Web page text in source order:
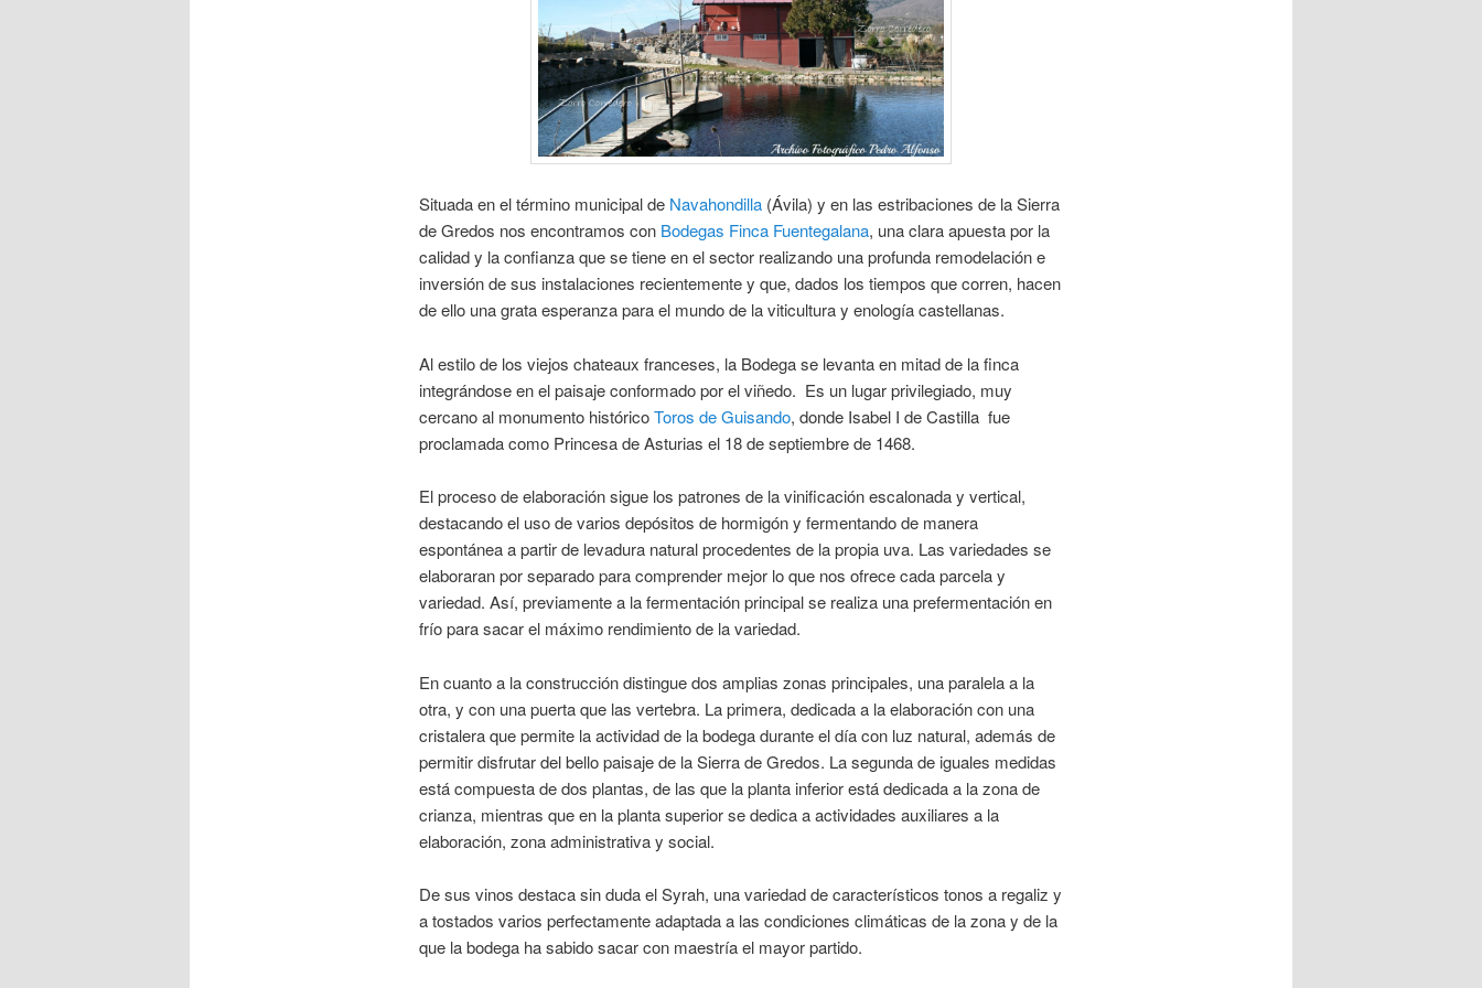
Situada en el término municipal de Navahondilla (Ávila) y en las estribaciones de la Sierra
de Gredos nos encontramos con Bodegas Finca Fuentegalana, una clara apuesta por la
calidad y la confianza que se tiene en el sector realizando una profunda remodelación e
inversión de sus instalaciones recientemente y que, dados los tiempos que corren, hacen
de ello una grata esperanza para el mundo de la viticultura y enología castellanas.
Al estilo de los viejos chateaux franceses, la Bodega se levanta en mitad de la finca
integrándose en el paisaje conformado por el viñedo. Es un lugar privilegiado, muy
cercano al monumento históricoToros de Guisando, donde Isabel I de Castilla fue
proclamada como Princesa de Asturias el 18 de septiembre de 1468.
El proceso de elaboración sigue los patrones de la vinificación escalonada y vertical,
destacando el uso de varios depósitos de hormigón y fermentando de manera
espontánea a partir de levadura natural procedentes de la propia uva. Las variedades se
elaboraran por separado para comprender mejor lo que nos ofrece cada parcela y
variedad. Así, previamente a la fermentación principal se realiza una prefermentación en
frío para sacar el máximo rendimiento de la variedad.
En cuanto a la construcción distingue dos amplias zonas principales, una paralela a la
otra, y con una puerta que las vertebra. La primera, dedicada a la elaboración con una
cristalera que permite la actividad de la bodega durante el día con luz natural, además de
permitir disfrutar del bello paisaje de la Sierra de Gredos. La segunda de iguales medidas
está compuesta de dos plantas, de las que la planta inferior está dedicada a la zona de
crianza, mientras que en la planta superior se dedica a actividades auxiliares a la
elaboración, zona administrativa y social.
De sus vinos destaca sin duda el Syrah, una variedad de característicos tonos a regaliz y
a tostados varios perfectamente adaptada a las condiciones climáticas de la zona y de la
que la bodega ha sabido sacar con maestría el mayor partido.